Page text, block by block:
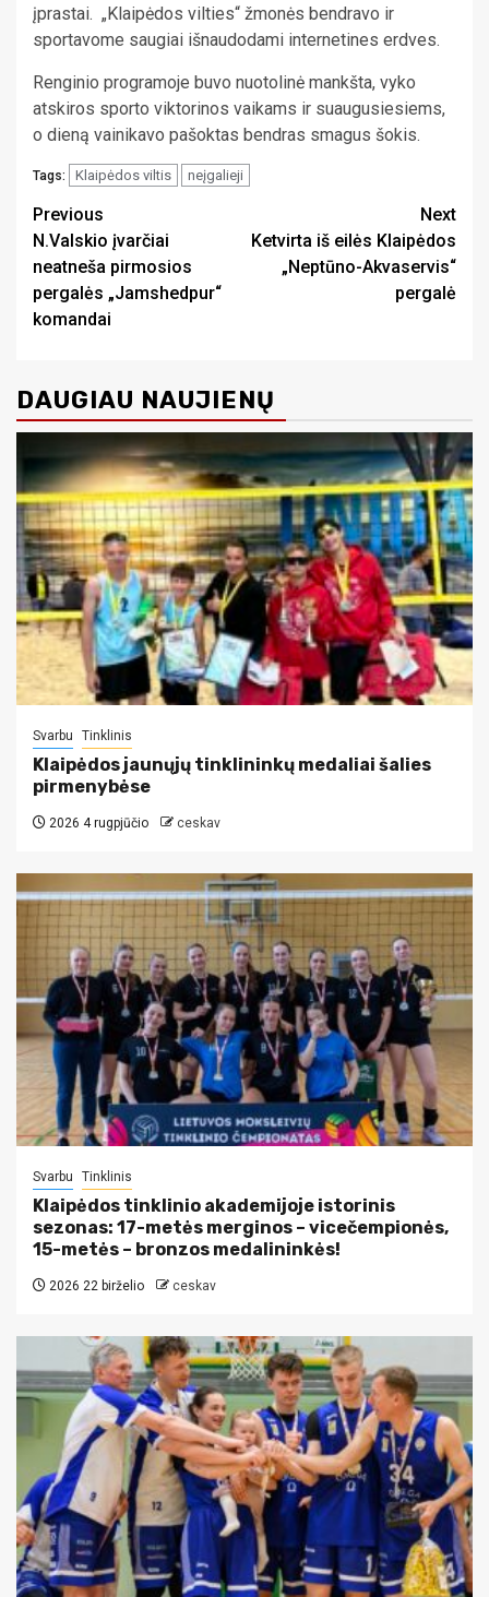
įprastai. „Klaipėdos vilties“ žmonės bendravo ir
sportavome saugiai išnaudodami internetines erdves.
Renginio programoje buvo nuotolinė mankšta, vyko
atskiros sporto viktorinos vaikams ir suaugusiesiems,
o dieną vainikavo pašoktas bendras smagus šokis.
Tags: Klaipėdos viltis neįgalieji
Continue
Reading
Previous
N.Valskio įvarčiai
neatneša pirmosios
pergalės „Jamshedpur“
komandai
Next
Ketvirta iš eilės Klaipėdos
„Neptūno-Akvaservis“
pergalė
DAUGIAU NAUJIENŲ
Svarbu Tinklinis
Klaipėdos jaunųjų tinklininkų medaliai šalies
pirmenybėse
2026 4 rugpjūčio ceskav
Svarbu Tinklinis
Klaipėdos tinklinio akademijoje istorinis
sezonas: 17-metės merginos – vicečempionės,
15-metės – bronzos medalininkės!
2026 22 birželio ceskav